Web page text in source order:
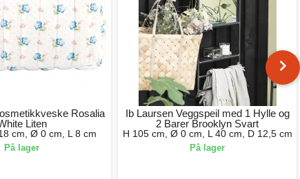
Rosalia
Liten
cm, Ø 0 cm, L 8 cm
På lager
Ib Laursen Veggspeil med 1 Hylle og
2 Barer Brooklyn Svart
H 105 cm, Ø 0 cm, L 40 cm, D 12,5 cm
På lager